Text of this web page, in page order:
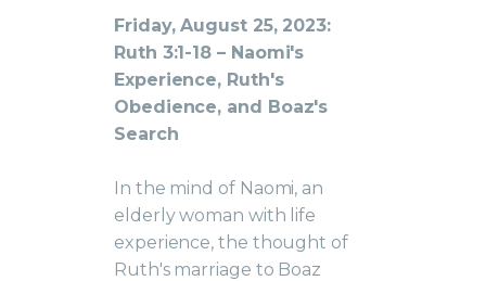
Friday, August 25, 2023:
Ruth 3:1-18 – Naomi's
Experience, Ruth's
Obedience, and Boaz's
Search
In the mind of Naomi, an
elderly woman with life
experience, the thought of
Ruth's marriage to Boaz